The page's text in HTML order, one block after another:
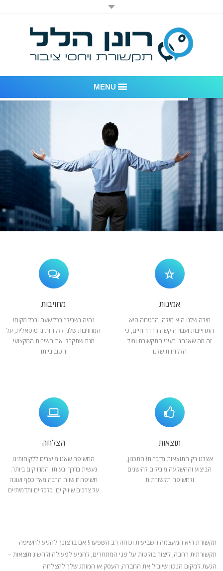
MENU
דוגמאות לעבודות שביצענו
לקוחות – משרד יחסי ציבור רונן הלל
חדר חדשות
המלצות
צור קשר
אמינות
מילה שלנו היא מילה, הבטחה היא
התחייבות ועבודה קשה זו דרך חיים, כי
זה מה שאנחנו בעיני התקשורת ומול
הלקוחות שלנו
מחויבות
נהיה בשבילך בכל שעה ובכל מקום!
המחויבות שלנו ללקחותינו טוטאלית, על
מנת שתקבלו את השירות המקצועי
והטוב ביותר
תוצאות
אצלנו רק התוצאות מדברות! התכנון,
הביצוע וההשקעה מובילים להישגים
ולחשיפה תקשורתית
הצלחה
החשיפה שאנו מייצרים ללקוחותינו
נעשית בדרך ובעיתוי המדויקים ביותר.
חשיפה זו שווה הרבה מאד כסף ועונה
על צרכים שיווקיים, כלכליים ותדמיתיים
תקשורת היא המעצמה השביעית וכוחה רב השפעה! אם ברצונך להגיע לחשיפה
תקשורתית רחבה, ליצור בולטות על פני המתחרים, להניעלפעולה ולהשיג תוצאות –
הגעת למקום הנכון שיוביל את החברה, העסק או המותג שלך להצלחה.